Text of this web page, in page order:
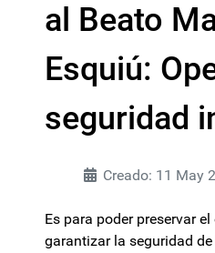
al Beato
Esquiú:
seguridad
Creado: 11 May
Es para poder preservar
garantizar la seguridad